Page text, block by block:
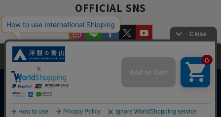
OFFICIAL SNS
Copyright © AOYAMA TRADING Co.,Ltd. All Rights Reserved
当サイトでは、快適な閲覧体験とコンテンツ改善のためにCookieを使用
しています。閲覧を続けることで、Cookieの使用に同意したものとみな
します。詳細については
同意して閉じる